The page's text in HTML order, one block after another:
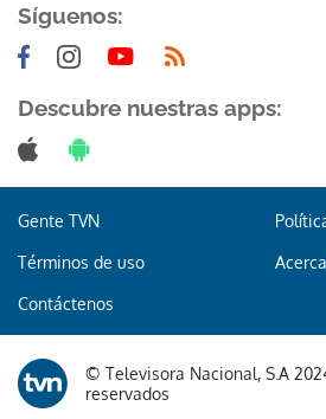
Síguenos:
Descubre nuestras apps:
Gente TVN
Términos de uso
Contáctenos
© Televisora Nacional, S.A
reservados